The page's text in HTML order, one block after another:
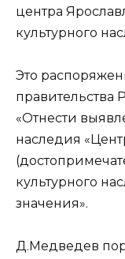
центра
культурного
Это
правительства
«Отнести
наследия
культурного
значения».
Д.Медведев